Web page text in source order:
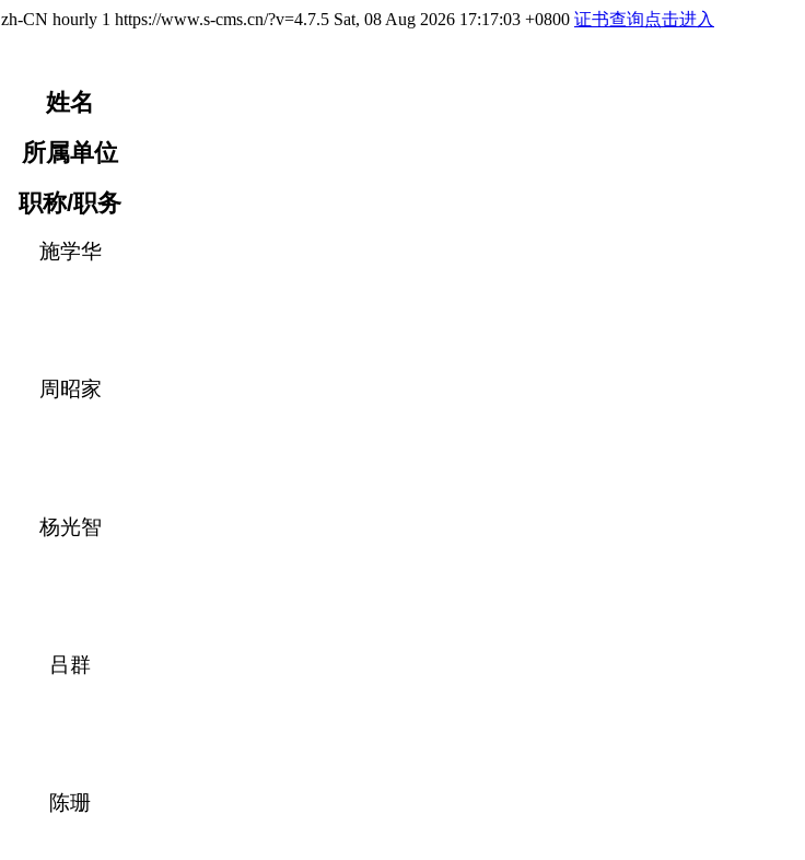
zh-CN hourly 1 https://www.s-cms.cn/?v=4.7.5 Sat, 08 Aug 2026 17:17:03 +0800 证书查询点击进入
姓名
所属单位
职称/职务
施学华
周昭家
杨光智
吕群
陈珊